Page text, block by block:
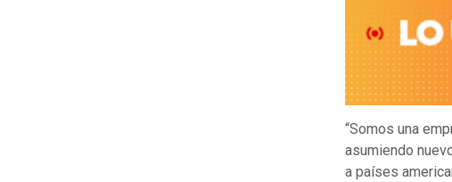
“Somos una
asumiendo
a países